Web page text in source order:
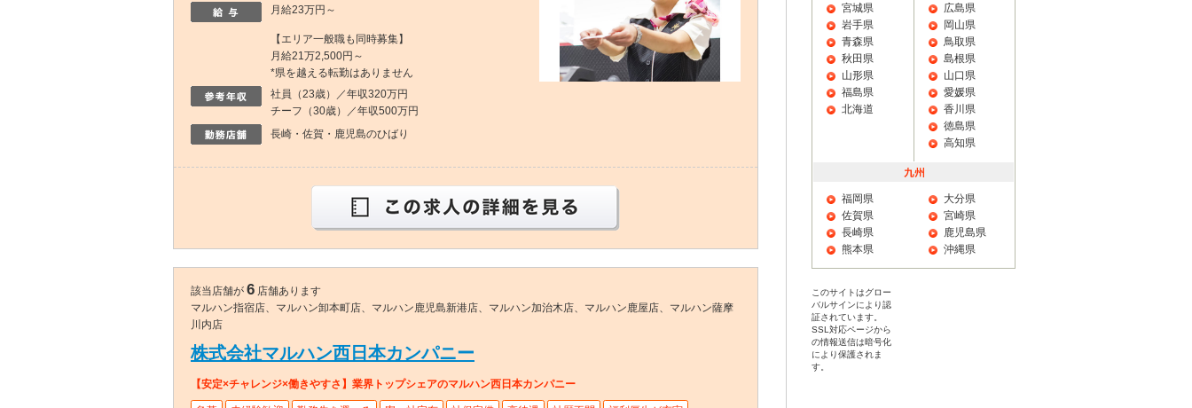
月給23万円～
【エリア一般職も同時募集】
月給21万2,500円～
*県を越える転勤はありません
社員（23歳）／年収320万円
チーフ（30歳）／年収500万円
長崎・佐賀・鹿児島のひばり
該当店舗が 6 店舗あります
マルハン指宿店、マルハン卸本町店、マルハン鹿児島新港店、マルハン加治木店、マルハン鹿屋店、マルハン薩摩
川内店
株式会社マルハン西日本カンパニー
【安定×チャレンジ×働きやすさ】業界トップシェアのマルハン西日本カンパニー
宮城県
岩手県
青森県
秋田県
山形県
福島県
北海道
広島県
岡山県
鳥取県
島根県
山口県
愛媛県
香川県
徳島県
高知県
福岡県
佐賀県
長崎県
熊本県
大分県
宮崎県
鹿児島県
沖縄県
このサイトはグロー
バルサインにより認
証されています。
SSL対応ページから
の情報送信は暗号化
により保護されま
す。